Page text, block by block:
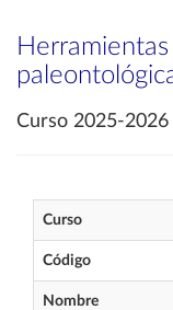
Curso 2025-2026
Curso
Código
Nombre